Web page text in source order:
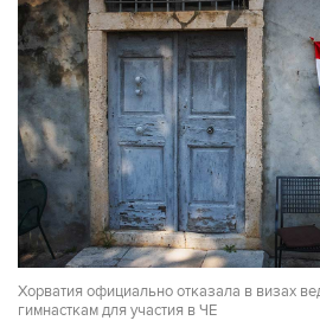
Хорватия официально отказала в визах
гимнасткам для участия в ЧЕ